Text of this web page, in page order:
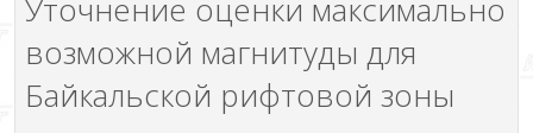
Уточнение оценки максимально
возможной магнитуды для
Байкальской рифтовой зоны